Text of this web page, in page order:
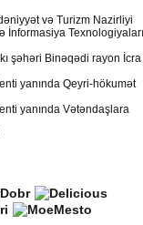
və Turizm Nazirliyi
İnformasiya Texnologiyaları
şəhəri Binəqədi rayon İcra
yanında Qeyri-hökumət
yanında Vətəndaşlara